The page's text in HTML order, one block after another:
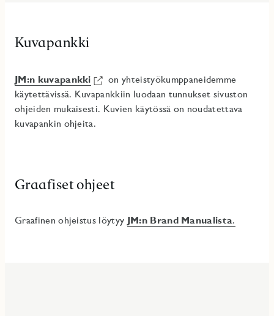
Kuvapankki
JM:n kuvapankki
on yhteistyökumppaneidemme
käytettävissä. Kuvapankkiin luodaan tunnukset sivuston
ohjeiden mukaisesti. Kuvien käytössä on noudatettava
kuvapankin ohjeita.
Graafiset ohjeet
Graafinen ohjeistus löytyy JM:n Brand Manualista.